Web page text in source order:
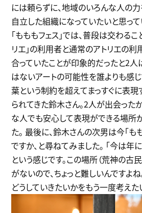
には頼らずに、地域のいろんな人の
自立した組織になっていたいと思って
「もももフェス」では、普段は交わる
リエ」の利用者と通常のアトリエの利
合っていたことが印象的だったと2人
はないアートの可能性を誰よりも感
葉という制約を超えてまっすぐに表
られてきた鈴木さん。2人が出会った
な人でも安心して表現ができる場所
た。 最後に、鈴木さんの次男は今「も
ですか、と尋ねてみました。 「今は年
という感じです。この場所（荒神の古
がないので、ちょっと難しいんですよ
どうしていきたいかをもう一度考えた